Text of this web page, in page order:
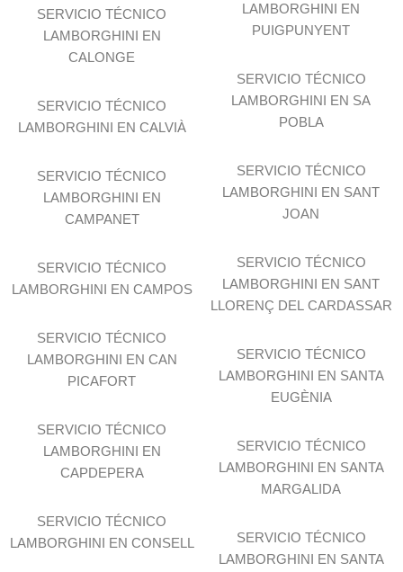
SERVICIO TÉCNICO
LAMBORGHINI EN
CALONGE
SERVICIO TÉCNICO
LAMBORGHINI EN CALVIÀ
SERVICIO TÉCNICO
LAMBORGHINI EN
CAMPANET
SERVICIO TÉCNICO
LAMBORGHINI EN CAMPOS
SERVICIO TÉCNICO
LAMBORGHINI EN CAN
PICAFORT
SERVICIO TÉCNICO
LAMBORGHINI EN
CAPDEPERA
SERVICIO TÉCNICO
LAMBORGHINI EN CONSELL
LAMBORGHINI EN
PUIGPUNYENT
SERVICIO TÉCNICO
LAMBORGHINI EN SA
POBLA
SERVICIO TÉCNICO
LAMBORGHINI EN SANT
JOAN
SERVICIO TÉCNICO
LAMBORGHINI EN SANT
LLORENÇ DEL CARDASSAR
SERVICIO TÉCNICO
LAMBORGHINI EN SANTA
EUGÈNIA
SERVICIO TÉCNICO
LAMBORGHINI EN SANTA
MARGALIDA
SERVICIO TÉCNICO
LAMBORGHINI EN SANTA